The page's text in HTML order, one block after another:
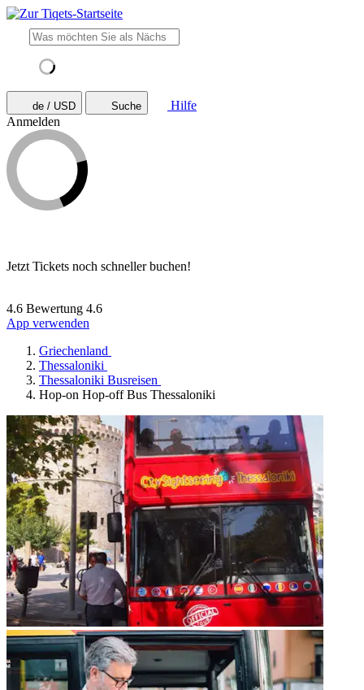
de / USD Suche
Hilfe
Anmelden
Jetzt Tickets noch schneller buchen!
4.6 Bewertung 4.6
App verwenden
Griechenland
Thessaloniki
Thessaloniki Busreisen
Hop-on Hop-off Bus Thessaloniki